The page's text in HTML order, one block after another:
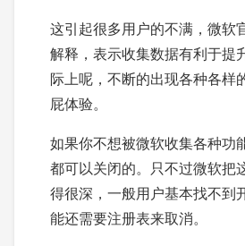
这引起很多用户的不满，微软
解释，表示收集数据有利于提
际上呢，不断的出现各种各样
屁体验。
如果你不想被微软收集各种功
都可以关闭的。只不过微软把
得很深，一般用户基本找不到
能还需要注册表来取消。